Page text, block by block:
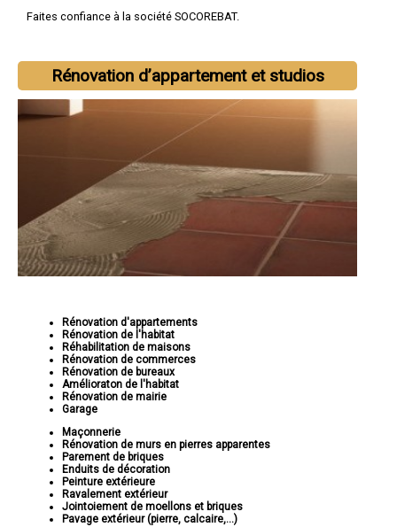
Faites confiance à la société SOCOREBAT.
Rénovation d’appartement et studios
Rénovation d'appartements
Rénovation de l'habitat
Réhabilitation de maisons
Rénovation de commerces
Rénovation de bureaux
Amélioraton de l'habitat
Rénovation de mairie
Garage
Maçonnerie
Rénovation de murs en pierres apparentes
Parement de briques
Enduits de décoration
Peinture extérieure
Ravalement extérieur
Jointoiement de moellons et briques
Pavage extérieur (pierre, calcaire,...)